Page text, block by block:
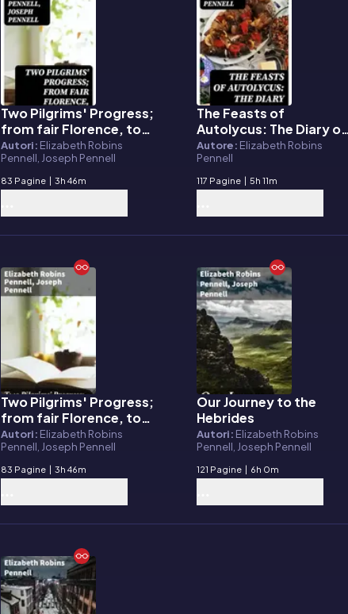
E-book
Two Pilgrims' Progress;
from fair Florence, to
the eternal city of
Rome
Autori: Elizabeth Robins
Pennell, Joseph Pennell
83 Pagine | 3h 46m
E-book
The Feasts of
Autolycus: The Diary of
a Greedy Woman
Autore: Elizabeth Robins
Pennell
117 Pagine | 5h 11m
E-book
Two Pilgrims' Progress;
from fair Florence, to
the eternal city of
Rome
Autori: Elizabeth Robins
Pennell, Joseph Pennell
83 Pagine | 3h 46m
E-book
Our Journey to the
Hebrides
Autori: Elizabeth Robins
Pennell, Joseph Pennell
121 Pagine | 6h 0m